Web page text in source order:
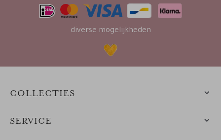
diverse mogelijkheden
COLLECTIES
SERVICE